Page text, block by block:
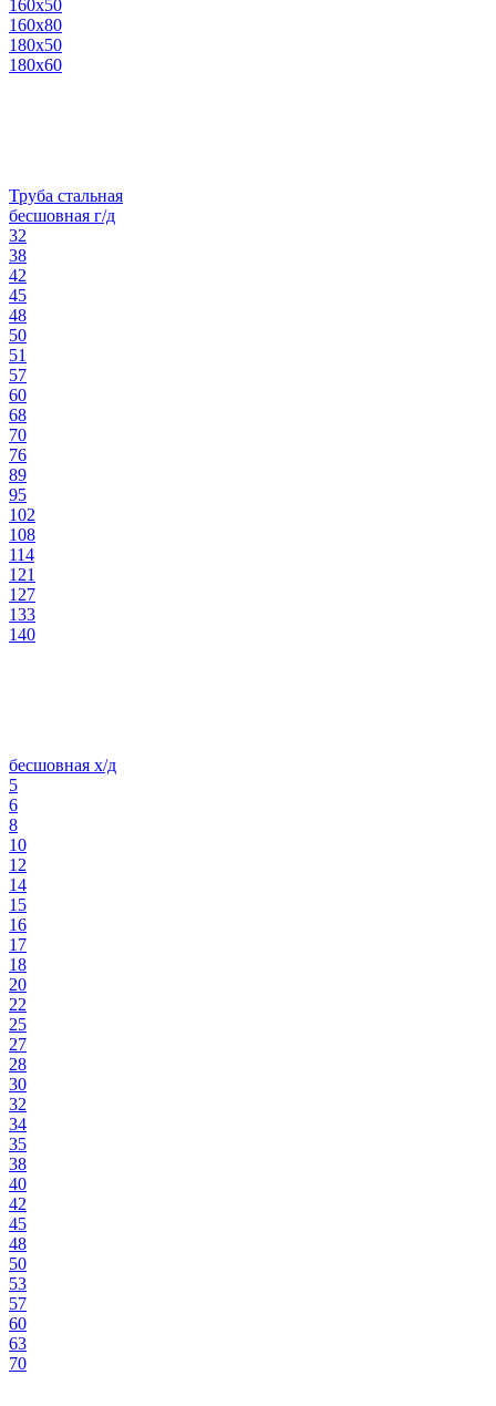
160х50
160х80
180х50
180х60
Труба стальная
бесшовная г/д
32
38
42
45
48
50
51
57
60
68
70
76
89
95
102
108
114
121
127
133
140
бесшовная х/д
5
6
8
10
12
14
15
16
17
18
20
22
25
27
28
30
32
34
35
38
40
42
45
48
50
53
57
60
63
70